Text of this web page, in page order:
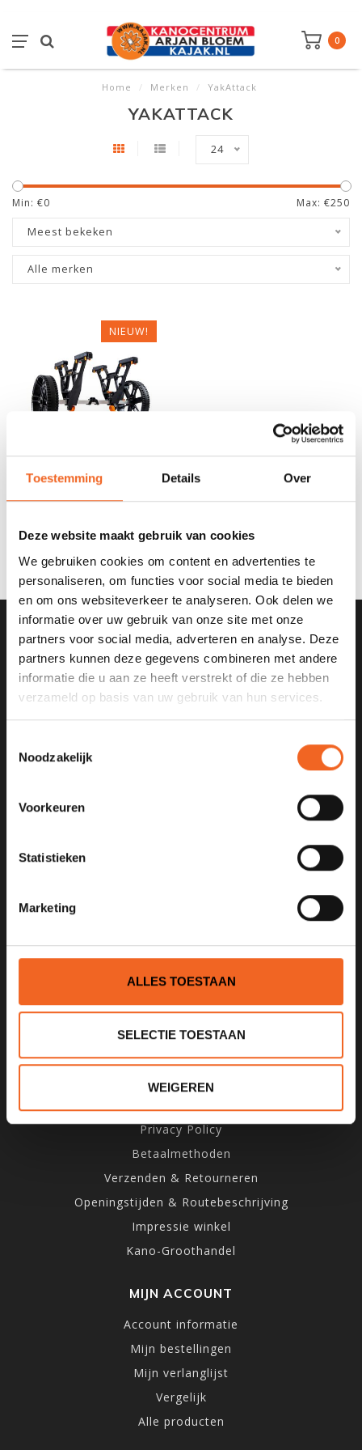
Toestemming Details Over
Deze website maakt gebruik van cookies
We gebruiken cookies om content en advertenties te
personaliseren, om functies voor social media te bieden
en om ons websiteverkeer te analyseren. Ook delen we
informatie over uw gebruik van onze site met onze
partners voor social media, adverteren en analyse. Deze
partners kunnen deze gegevens combineren met andere
informatie die u aan ze heeft verstrekt of die ze hebben
verzameld op basis van uw gebruik van hun services.
Noodzakelijk
Voorkeuren
Statistieken
Marketing
ALLES TOESTAAN
SELECTIE TOESTAAN
WEIGEREN
0
Home / Merken / YakAttack
YAKATTACK
24
Min: €0 Max: €250
Meest bekeken
Alle merken
NIEUW!
YAKATTACK KAJAKKAR
TOWNSTOW BUNKSTER
SCHRIJF JE IN VOOR ONZE
NIEUWSBRIEF
Over ons
Privacy Policy
Betaalmethoden
Verzenden & Retourneren
Openingstijden & Routebeschrijving
Impressie winkel
Kano-Groothandel
MIJN ACCOUNT
Account informatie
Mijn bestellingen
Mijn verlanglijst
Vergelijk
Alle producten